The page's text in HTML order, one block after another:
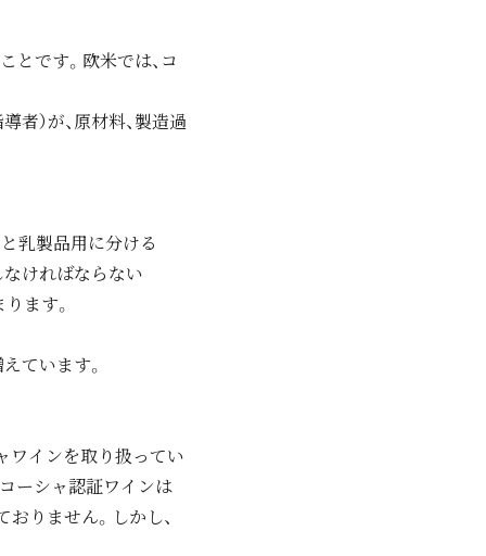
とです。欧米では、コ
）が、原材料、製造過
乳製品用に分ける
なければならない
ます。
ています。
ワインを取り扱ってい
ーシャ認証ワインは
りません。しかし、